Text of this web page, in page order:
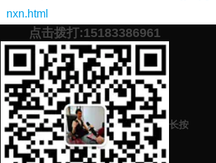
nxn.html
预约营销老师 添加微信号：scyxch
案！
上一篇：品牌营销中的口碑应该如何去打造（口
下一篇：小学数学的培训心得怎样进行高质量的
点击拨打:15183386961
长按